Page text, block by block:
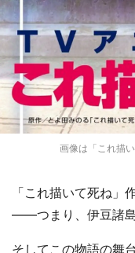
画像は「これ描
「これ描いて死ね」
――つまり、伊豆諸島
そしてこの物語の舞